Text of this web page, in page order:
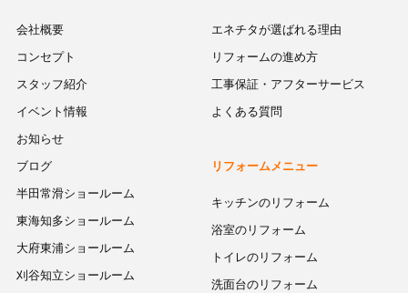
会社概要
コンセプト
スタッフ紹介
イベント情報
お知らせ
ブログ
半田常滑ショールーム
東海知多ショールーム
大府東浦ショールーム
刈谷知立ショールーム
エネチタが選ばれる理由
リフォームの進め方
工事保証・アフターサービス
よくある質問
リフォームメニュー
キッチンのリフォーム
浴室のリフォーム
トイレのリフォーム
洗面台のリフォーム